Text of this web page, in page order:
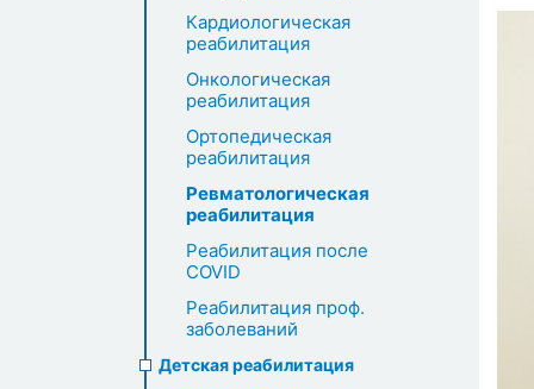
Кардиологическая
реабилитация
Онкологическая
реабилитация
Ортопедическая
реабилитация
Ревматологическая
реабилитация
Реабилитация после
COVID
Реабилитация проф.
заболеваний
Детская реабилитация